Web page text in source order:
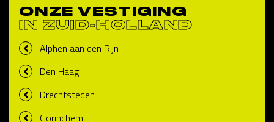
ONZE VESTIGING
IN ZUID-HOLLAND
Alphen aan den Rijn
Den Haag
Drechtsteden
Gorinchem